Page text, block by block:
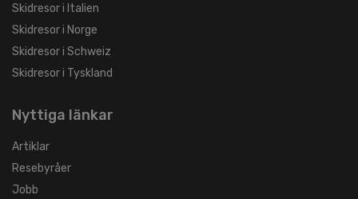
Skidresor i Italien
Skidresor i Norge
Skidresor i Schweiz
Skidresor i Tyskland
Nyttiga länkar
Artiklar
Resebyråer
Jobb